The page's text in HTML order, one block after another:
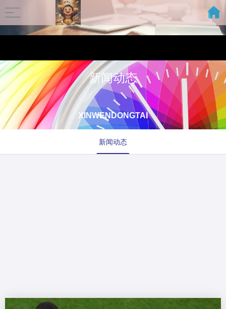
新闻动态
XINWENDONGTAI
新闻动态